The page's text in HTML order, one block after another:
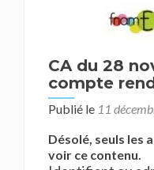
CA du 28
compte
Publié le 11
Désolé, seuls les
voir ce contenu.